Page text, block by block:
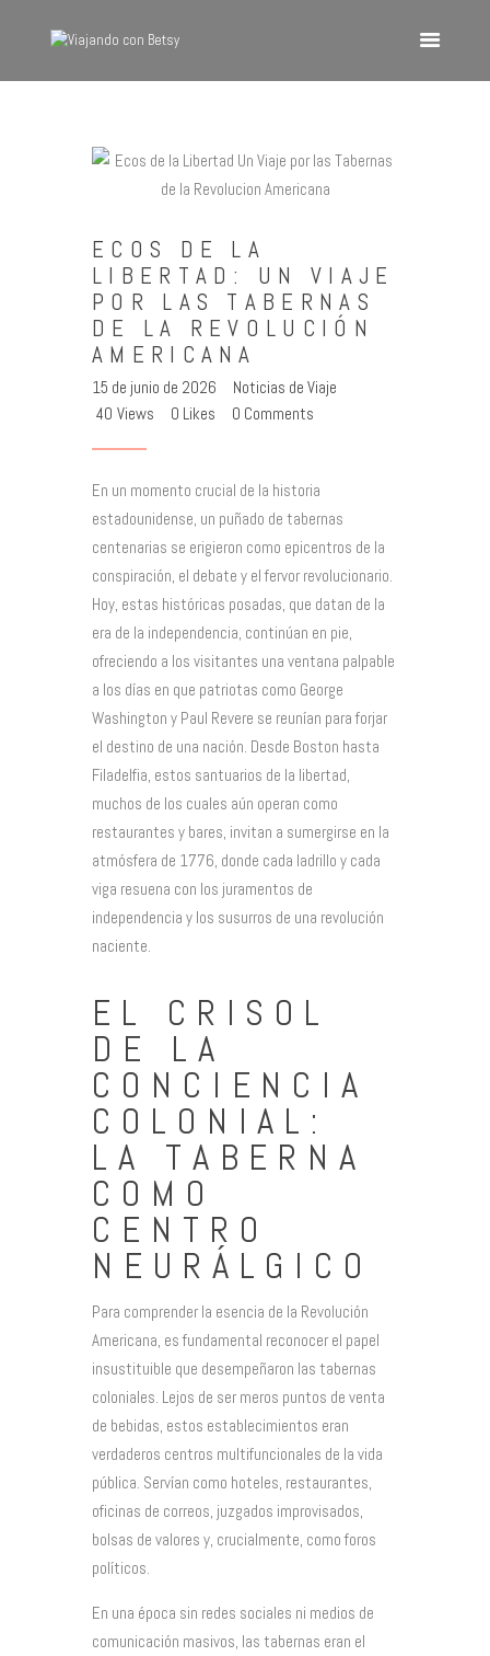
VIAJANDO CON BETSY
Inicio
Europa
América
Asia
Quienes Somos
Contacto
ECOS DE LA
LIBERTAD: UN VIAJE
POR LAS TABERNAS
DE LA REVOLUCIÓN
AMERICANA
15 de junio de 2026
Noticias de Viaje
40 Views 0 Likes 0 Comments
En un momento crucial de la historia
estadounidense, un puñado de tabernas
centenarias se erigieron como epicentros de la
conspiración, el debate y el fervor revolucionario.
Hoy, estas históricas posadas, que datan de la
era de la independencia, continúan en pie,
ofreciendo a los visitantes una ventana palpable
a los días en que patriotas como George
Washington y Paul Revere se reunían para forjar
el destino de una nación. Desde Boston hasta
Filadelfia, estos santuarios de la libertad,
muchos de los cuales aún operan como
restaurantes y bares, invitan a sumergirse en la
atmósfera de 1776, donde cada ladrillo y cada
viga resuena con los juramentos de
independencia y los susurros de una revolución
naciente.
EL CRISOL
DE LA
CONCIENCIA
COLONIAL:
LA TABERNA
COMO
CENTRO
NEURÁLGICO
Para comprender la esencia de la Revolución
Americana, es fundamental reconocer el papel
insustituible que desempeñaron las tabernas
coloniales. Lejos de ser meros puntos de venta
de bebidas, estos establecimientos eran
verdaderos centros multifuncionales de la vida
pública. Servían como hoteles, restaurantes,
oficinas de correos, juzgados improvisados,
bolsas de valores y, crucialmente, como foros
políticos.
En una época sin redes sociales ni medios de
comunicación masivos, las tabernas eran el